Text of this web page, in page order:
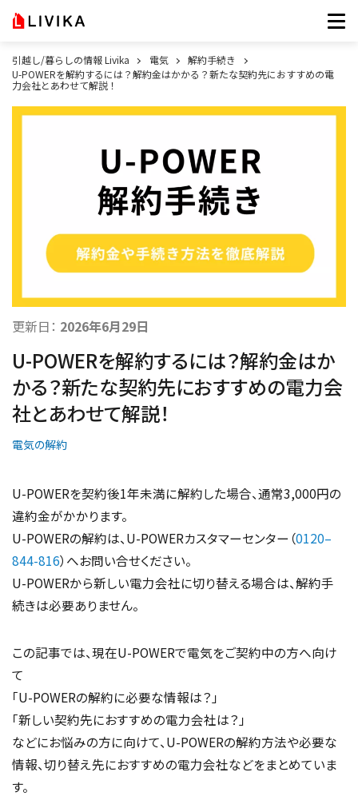
引越し/暮らしの情報 Livika 電気
解約手続き
U-POWERを解約するには？解約金はかかる？新たな契約先におすすめの電
力会社とあわせて解説！
更新日： 2026年6月29日
U-POWERを解約するには？解約金はか
かる？新たな契約先におすすめの電力会
社とあわせて解説！
電気の解約
U-POWERを契約後1年未満に解約した場合、通常3,000円の
違約金がかかります。
U-POWERの解約は、U-POWERカスタマーセンター（0120–
844-816）へお問い合せください。
U-POWERから新しい電力会社に切り替える場合は、解約手
続きは必要ありません。
この記事では、現在U-POWERで電気をご契約中の方へ向け
て
「U-POWERの解約に必要な情報は？」
「新しい契約先におすすめの電力会社は？」
などにお悩みの方に向けて、U-POWERの解約方法や必要な
情報、切り替え先におすすめの電力会社などをまとめていま
す。